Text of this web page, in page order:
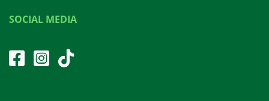
SOCIAL MEDIA